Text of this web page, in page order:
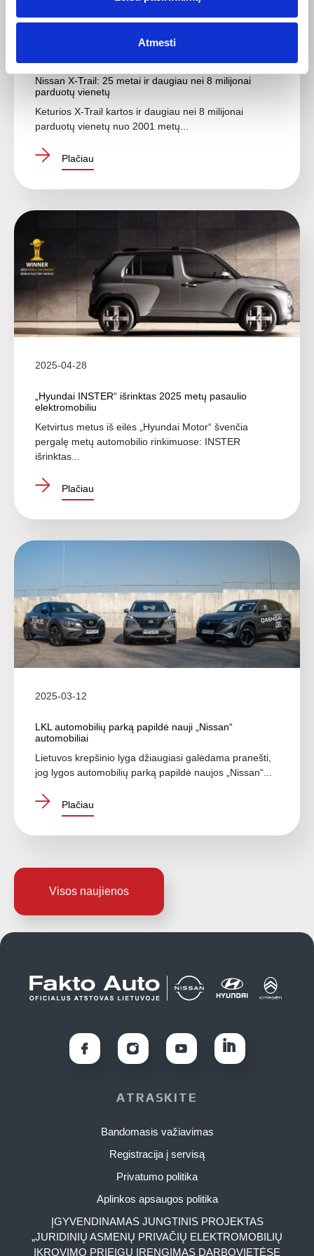
Atmesti
Nissan X-Trail: 25 metai ir daugiau nei 8 milijonai
parduotų vienetų
Keturios X-Trail kartos ir daugiau nei 8 milijonai
parduotų vienetų nuo 2001 metų...
Plačiau
2025-04-28
„Hyundai INSTER“ išrinktas 2025 metų pasaulio
elektromobiliu
Ketvirtus metus iš eilės „Hyundai Motor“ švenčia
pergalę metų automobilio rinkimuose: INSTER
išrinktas...
Plačiau
2025-03-12
LKL automobilių parką papildė nauji „Nissan“
automobiliai
Lietuvos krepšinio lyga džiaugiasi galėdama pranešti,
jog lygos automobilių parką papildė naujos „Nissan“...
Plačiau
Visos naujienos
ATRASKITE
Bandomasis važiavimas
Registracija į servisą
Privatumo politika
Aplinkos apsaugos politika
ĮGYVENDINAMAS JUNGTINIS PROJEKTAS
„JURIDINIŲ ASMENŲ PRIVAČIŲ ELEKTROMOBILIŲ
ĮKROVIMO PRIEIGŲ ĮRENGIMAS DARBOVIETĖSE